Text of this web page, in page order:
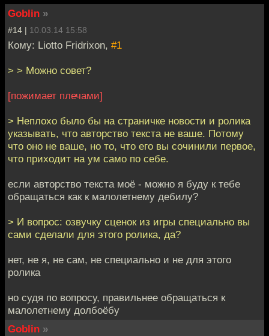
Goblin »
#14 | 10.03.14 15:58
Кому: Liotto Fridrixon, #1
> > Можно совет?
[пожимает плечами]
> Неплохо было бы на страничке новости и ролика
указывать, что авторство текста не ваше. Потому
что оно не ваше, но то, что его вы сочинили первое,
что приходит на ум само по себе.
если авторство текста моё - можно я буду к тебе
обращаться как к малолетнему дебилу?
> И вопрос: озвучку сценок из игры специально вы
сами сделали для этого ролика, да?
нет, не я, не сам, не специально и не для этого
ролика
но судя по вопросу, правильнее обращаться к
малолетнему долбоёбу
Goblin »